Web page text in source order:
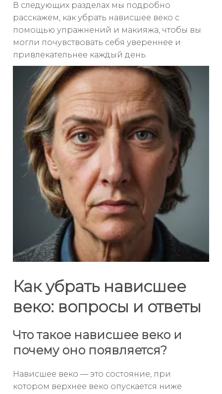
В следующих разделах мы подробно
расскажем, как убрать нависшее веко с
помощью упражнений и макияжа, чтобы вы
могли почувствовать себя увереннее и
привлекательнее каждый день.
Как убрать нависшее
веко: вопросы и ответы
Что такое нависшее веко и
почему оно появляется?
Нависшее веко — это состояние, при
котором верхнее веко опускается ниже